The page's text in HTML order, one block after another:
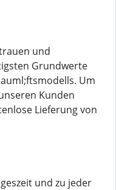
und
Grundwerte
Um
Kunden
Lieferung von
und zu jeder